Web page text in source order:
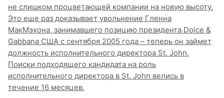
не слишком процветающей компании на новую высоту.
Это еще раз доказывает увольнение Гленна
МакМэхона, занимавшего позицию президента Dolce &
Gabbana США с сентября 2005 года – теперь он займет
должность исполнительного директора St. John.
Поиски подходящего кандидата на роль
исполнительного директора в St. John велись в
течение 16 месяцев.